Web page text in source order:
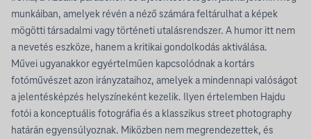
munkáiban, amelyek révén a néző számára feltárulhat a képek
mögötti társadalmi vagy történeti utalásrendszer. A humor itt nem
a nevetés eszköze, hanem a kritikai gondolkodás aktiválása.
Művei ugyanakkor egyértelműen kapcsolódnak a kortárs
fotóművészet azon irányzataihoz, amelyek a mindennapi valóságot
a jelentésképzés helyszíneként kezelik. Ilyen értelemben Hajdu
fotói a konceptuális fotográfia és a klasszikus street photography
határán egyensúlyoznak. Miközben nem megrendezettek, és